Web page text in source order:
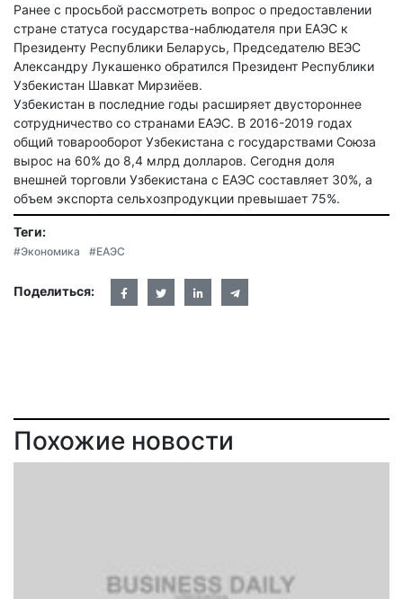
Ранее с просьбой рассмотреть вопрос о предоставлении
стране статуса государства-наблюдателя при ЕАЭС к
Президенту Республики Беларусь, Председателю ВЕЭС
Александру Лукашенко обратился Президент Республики
Узбекистан Шавкат Мирзиёев.
Узбекистан в последние годы расширяет двустороннее
сотрудничество со странами ЕАЭС. В 2016-2019 годах
общий товарооборот Узбекистана с государствами Союза
вырос на 60% до 8,4 млрд долларов. Сегодня доля
внешней торговли Узбекистана с ЕАЭС составляет 30%, а
объем экспорта сельхозпродукции превышает 75%.
Теги:
#Экономика #ЕАЭС
Поделиться:
Похожие новости